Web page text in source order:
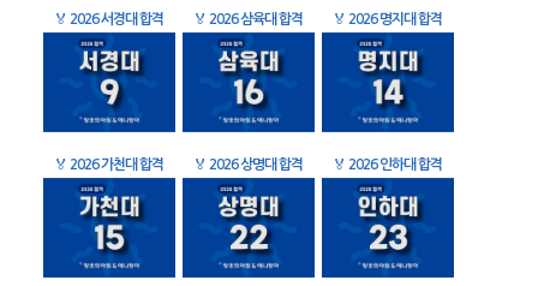
🏅 2026 서경대 합격 🏅 2026 삼육대 합격 🏅 2026 명지대 합격
🏅 2026 가천대 합격 🏅 2026 상명대 합격 🏅 2026 인하대 합격